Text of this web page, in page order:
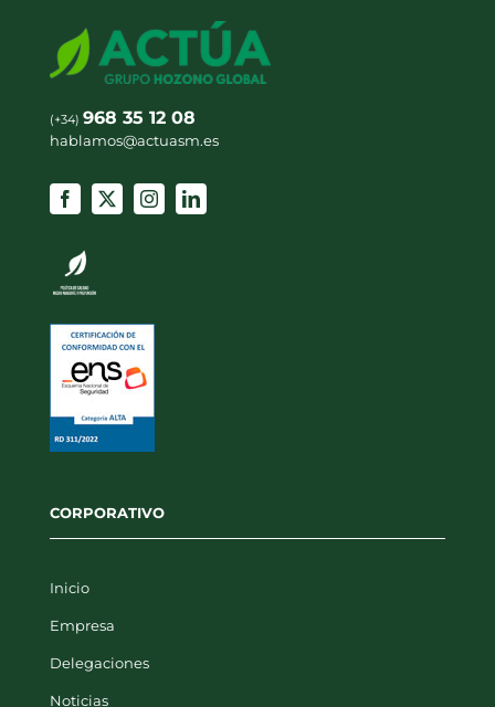
(+34) 968 35 12 08
hablamos@actuasm.es
CORPORATIVO
Inicio
Empresa
Delegaciones
Noticias